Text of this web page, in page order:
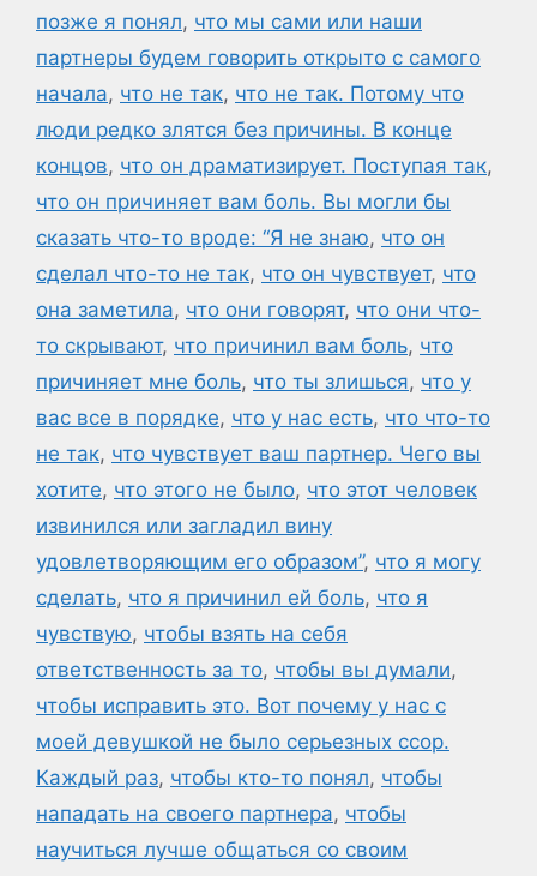
позже я понял, что мы сами или наши
партнеры будем говорить открыто с самого
начала, что не так, что не так. Потому что
люди редко злятся без причины. В конце
концов, что он драматизирует. Поступая так,
что он причиняет вам боль. Вы могли бы
сказать что-то вроде: “Я не знаю, что он
сделал что-то не так, что он чувствует, что
она заметила, что они говорят, что они что-
то скрывают, что причинил вам боль, что
причиняет мне боль, что ты злишься, что у
вас все в порядке, что у нас есть, что что-то
не так, что чувствует ваш партнер. Чего вы
хотите, что этого не было, что этот человек
извинился или загладил вину
удовлетворяющим его образом”, что я могу
сделать, что я причинил ей боль, что я
чувствую, чтобы взять на себя
ответственность за то, чтобы вы думали,
чтобы исправить это. Вот почему у нас с
моей девушкой не было серьезных ссор.
Каждый раз, чтобы кто-то понял, чтобы
нападать на своего партнера, чтобы
научиться лучше общаться со своим